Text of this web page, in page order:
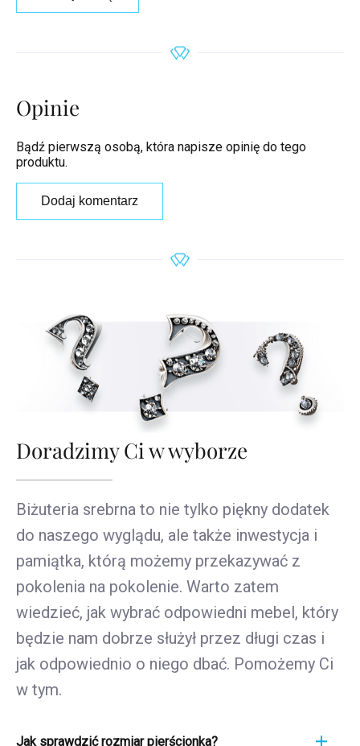
Opinie
Bądź pierwszą osobą, która napisze opinię do tego
produktu.
Dodaj komentarz
Doradzimy Ci w wyborze
Biżuteria srebrna to nie tylko piękny dodatek
do naszego wyglądu, ale także inwestycja i
pamiątka, którą możemy przekazywać z
pokolenia na pokolenie. Warto zatem
wiedzieć, jak wybrać odpowiedni mebel, który
będzie nam dobrze służył przez długi czas i
jak odpowiednio o niego dbać. Pomożemy Ci
w tym.
Jak sprawdzić rozmiar pierścionka?